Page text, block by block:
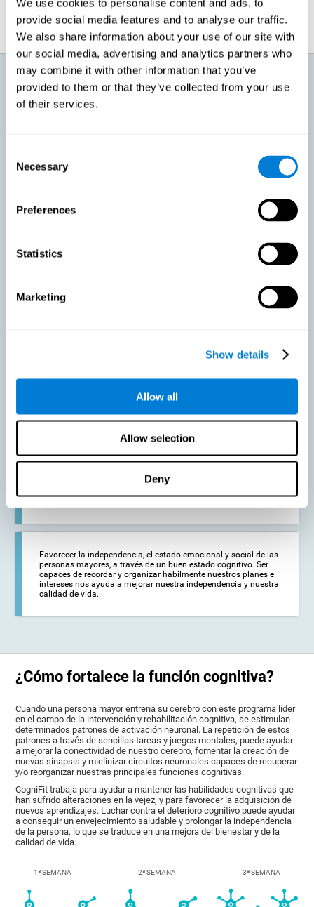
We use cookies to personalise content and ads, to
provide social media features and to analyse our traffic.
We also share information about your use of our site with
our social media, advertising and analytics partners who
may combine it with other information that you’ve
provided to them or that they’ve collected from your use
of their services.
Selection
Necessary
Preferences
Statistics
Marketing
Show details
Allow all
Allow selection
Deny
¿Qué voy a conseguir con el
entrenamiento cognitivo para un
envejecimiento activo?
mismo es lo que le ocurre a nuestro cerebro. Es normal que perdamos
agilidad mental, que nos cueste más recuperar información o aprender
cosas nuevas. Estos cambios no significan que tengamos ninguna
actividades. Con esto en mente, CogniFit ha diseñado un entrenamiento
que busca conseguir:
Favorecer un envejecimiento activo en personas sanas,
manteniendo las capacidades cognitivas. Mantener la
actividad cognitiva es una de las recomendaciones claves para
adecuado, llevar una dieta variada y saludable, socializar y
dormir apropiadamente.
Prevenir en la medida de lo posible un deterioro cognitivo o
alteraciones cognitivas relacionadas con la edad. Aunque el
la disminución de la actividad cognitiva puede favorecer la
Fortalecer el estado cognitivo de las personas que estén
comenzando a sufrir alguna patología cognitiva. Las
Alzheimer, no tienen cura. No obstante, un adecuado
Favorecer la independencia, el estado emocional y social de las
personas mayores, a través de un buen estado cognitivo. Ser
capaces de recordar y organizar hábilmente nuestros planes e
intereses nos ayuda a mejorar nuestra independencia y nuestra
calidad de vida.
¿Cómo fortalece la función cognitiva?
Cuando una persona mayor entrena su cerebro con este programa líder
en el campo de la intervención y rehabilitación cognitiva, se estimulan
determinados patrones de activación neuronal. La repetición de estos
patrones a través de sencillas tareas y juegos mentales, puede ayudar
a mejorar la conectividad de nuestro cerebro, fomentar la creación de
nuevas sinapsis y mielinizar circuitos neuronales capaces de recuperar
y/o reorganizar nuestras principales funciones cognitivas.
CogniFit trabaja para ayudar a mantener las habilidades cognitivas que
han sufrido alteraciones en la vejez, y para favorecer la adquisición de
nuevos aprendizajes. Luchar contra el deterioro cognitivo puede ayudar
a conseguir un envejecimiento saludable y prolongar la independencia
de la persona, lo que se traduce en una mejora del bienestar y de la
calidad de vida.
1ª SEMANA 2ª SEMANA 3ª SEMANA